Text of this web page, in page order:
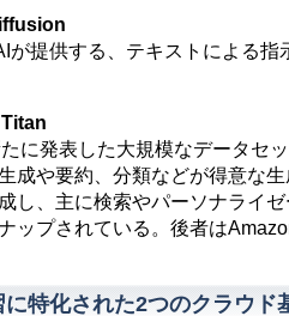
提供する、テキストによる指
に発表した大規模なデータセ
成や要約、分類などが得意な
し、主に検索やパーソナライ
ップされている。後者は
に特化された2つのクラウド